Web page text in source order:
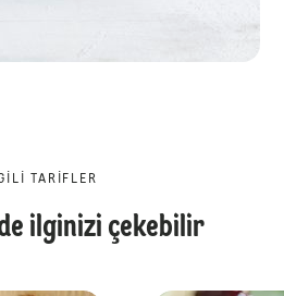
TARIFLER
ilginizi çekebilir